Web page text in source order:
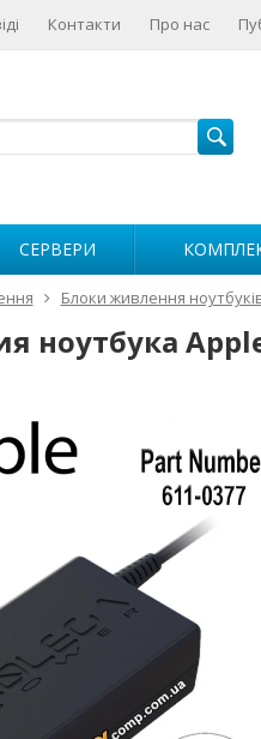
Контакти Про нас
СЕРВЕРИ
Блоки живлення
ноутбука